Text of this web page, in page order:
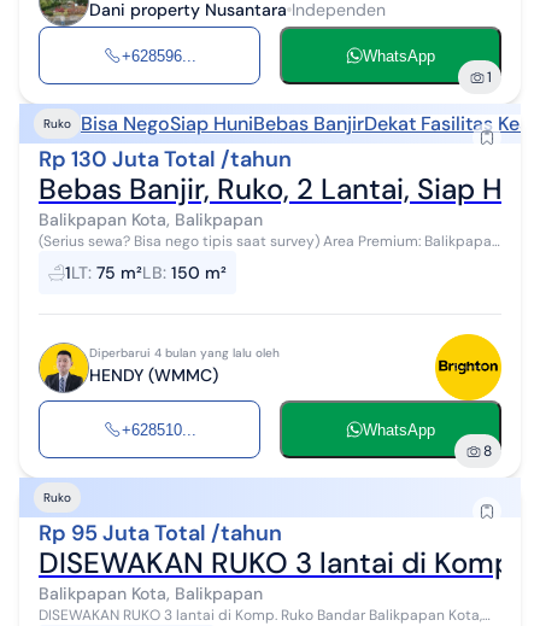
Dani property Nusantara Independen
+628596... WhatsApp
1
Ruko Bisa NegoSiap HuniBebas BanjirDekat Fasilitas
Rp 130 Juta Total /tahun
Bebas Banjir, Ruko, 2 Lantai, Siap
Balikpapan Kota, Balikpapan
(Serius sewa? Bisa nego tipis saat survey) Area Premium: Balikpapan
Permai - Balikpapan :zap: SPESIFIKASI: Luas Tanah: 75 m² Luas
Bangunan: 150 ...
1LT: 75 m²LB: 150 m²
Diperbarui 4 bulan yang lalu oleh
HENDY (WMMC)
+628510... WhatsApp
8
Ruko
Rp 95 Juta Total /tahun
DISEWAKAN RUKO 3 lantai di
Balikpapan Kota, Balikpapan
DISEWAKAN RUKO 3 lantai di Komp. Ruko Bandar Balikpapan Kota,